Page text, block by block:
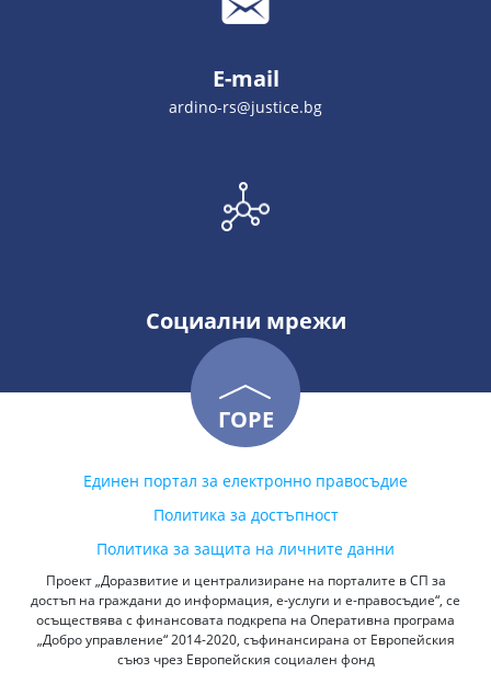
E-mail
ardino-rs@justice.bg
Социални мрежи
ГОРЕ
Единен портал за електронно правосъдие
Политика за достъпност
Политика за защита на личните данни
Проект „Доразвитие и централизиране на порталите в СП за
достъп на граждани до информация, е-услуги и е-правосъдие“, се
осъществява с финансовата подкрепа на Оперативна програма
„Добро управление“ 2014-2020, съфинансирана от Европейския
съюз чрез Европейския социален фонд